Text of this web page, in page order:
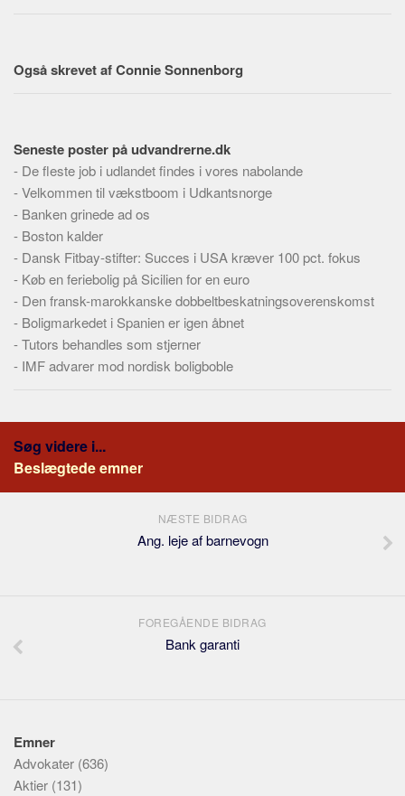
Meta
Skribenter
Personer
Steder
Kilder
Om
Webstedet
Forhistorien
Redigering
Hjælp
Også skrevet af Connie Sonnenborg
Seneste poster på udvandrerne.dk
- De fleste job i udlandet findes i vores nabolande
-Velkommen til vækstboom i Udkantsnorge
- Banken grinede ad os
- Boston kalder
- Dansk Fitbay-stifter: Succes i USA kræver 100 pct. fokus
- Køb en feriebolig på Sicilien for en euro
- Den fransk-marokkanske dobbeltbeskatningsoverenskomst
- Boligmarkedet i Spanien er igen åbnet
-Tutors behandles som stjerner
- IMF advarer mod nordisk boligboble
Søg videre i...
Beslægtede emner
NÆSTE BIDRAG
Ang. leje af barnevogn
FOREGÅENDE BIDRAG
Bank garanti
Emner
Advokater (636)
Aktier (131)